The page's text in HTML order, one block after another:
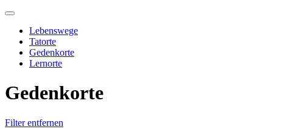
Skip
contentLebenswege
Tatorte
Gedenkorte
Lernorte
Gedenkorte
Filter entfernen